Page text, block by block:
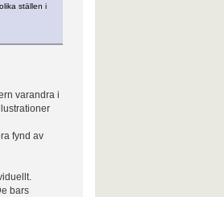
ställen i
varandra i
fynd av
bars